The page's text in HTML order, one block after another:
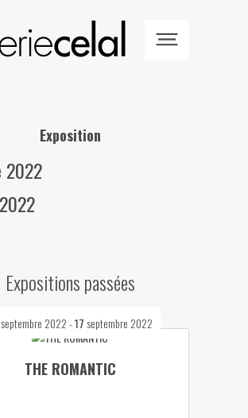
Exposition
2022
Expositions passées
septembre 2022-17 septembre 2022
THE ROMANTIC